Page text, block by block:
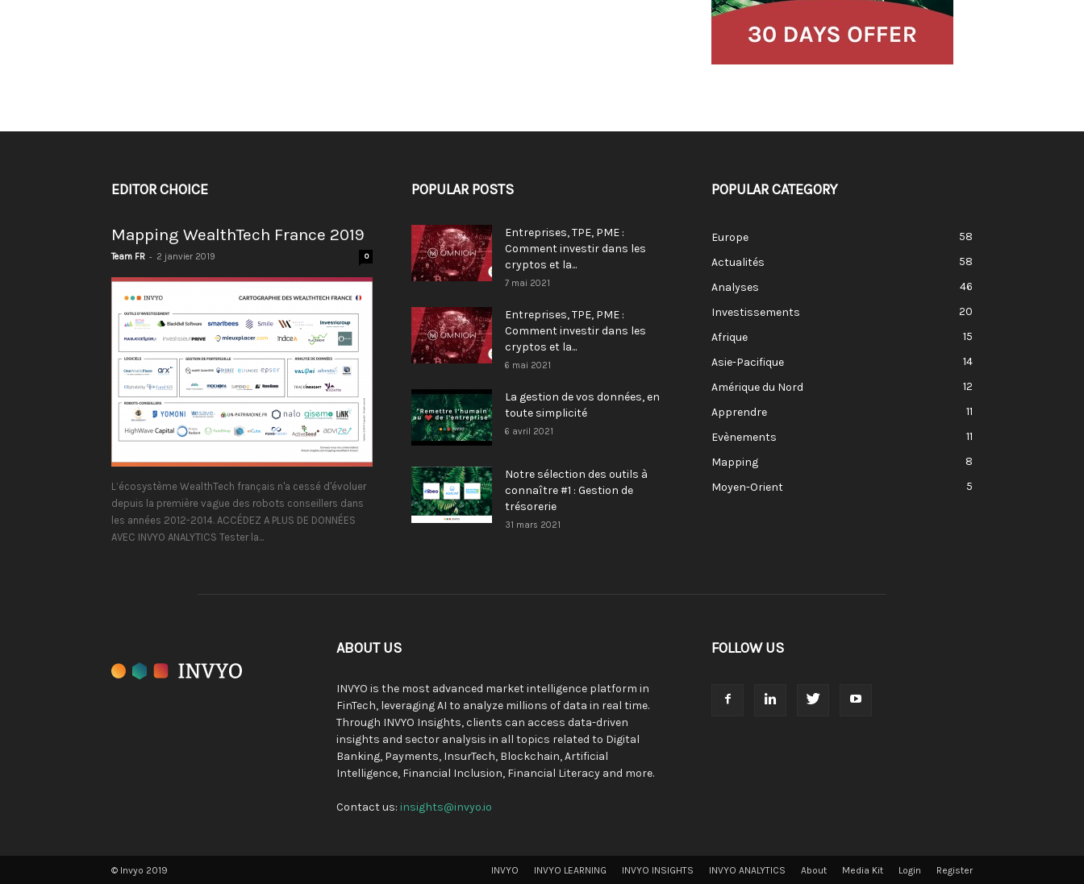
EDITOR CHOICE
Mapping WealthTech France 2019
Team FR - 2 janvier 2019 0
L’écosystème WealthTech français n'a cessé d'évoluer
depuis la première vague des robots conseillers dans
les années 2012-2014. ACCÉDEZ A PLUS DE DONNÉES
AVEC INVYO ANALYTICS Tester la...
POPULAR POSTS
Entreprises, TPE, PME :
Comment investir dans les
cryptos et la...
7 mai 2021
Entreprises, TPE, PME :
Comment investir dans les
cryptos et la...
6 mai 2021
La gestion de vos données, en
toute simplicité
6 avril 2021
Notre sélection des outils à
connaître #1 : Gestion de
trésorerie
31 mars 2021
POPULAR CATEGORY
Europe
58
Actualités
58
Analyses
46
Investissements
20
Afrique
15
Asie-Pacifique
14
Amérique du Nord
12
Apprendre
11
Evènements
11
Mapping
8
Moyen-Orient
5
ABOUT US
INVYO is the most advanced market intelligence platform in
FinTech, leveraging AI to analyze millions of data in real time.
Through INVYO Insights, clients can access data-driven
insights and sector analysis in all topics related to Digital
Banking, Payments, InsurTech, Blockchain, Artificial
Intelligence, Financial Inclusion, Financial Literacy and more.
Contact us: insights@invyo.io
FOLLOW US
INVYO INVYO LEARNING INVYO INSIGHTS INVYO ANALYTICS About Media Kit Login Register
© Invyo 2019